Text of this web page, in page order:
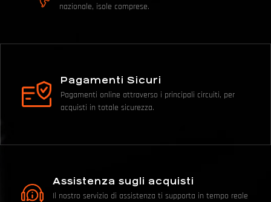
nazionale, isole comprese.
Pagamenti Sicuri
Pagamenti online attraverso i principali circuiti, per
acquisti in totale sicurezza.
Assistenza sugli acquisti
Il nostro servizio di assistenza ti supporta in tempo reale